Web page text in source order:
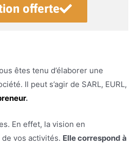
offerte
êtes tenu d’élaborer une
Il peut s’agir de SARL, EURL,
.
En effet, la vision en
vos activités. Elle correspond à